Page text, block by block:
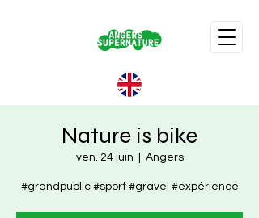
Nature is bike
ven. 24 juin Angers
#grandpublic #sport #gravel #expérience